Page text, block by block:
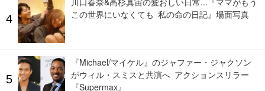
川口春奈&高杉真宙の愛おしい日常...『ママがもう
この世界にいなくても 私の命の日記』場面写真
『Michael/マイケル』のジャファー・ジャクソン
がウィル・スミスと共演へ アクションスリラー
『Supermax』